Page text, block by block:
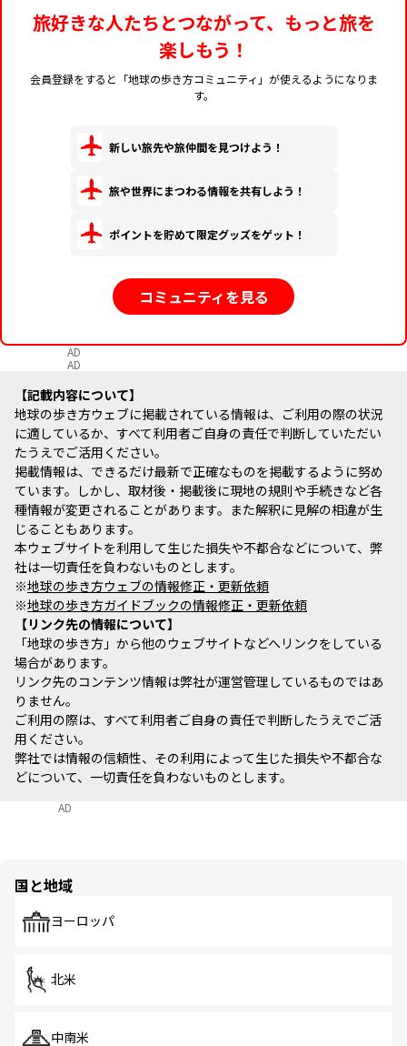
旅好きな人たちとつながって、もっと旅を
楽しもう！
会員登録をすると「地球の歩き方コミュニティ」が使えるようになりま
す。
新しい旅先や旅仲間を見つけよう！
旅や世界にまつわる情報を共有しよう！
ポイントを貯めて限定グッズをゲット！
コミュニティを見る
AD
AD
記載内容について
地球の歩き方ウェブに掲載されている情報は、ご利用の際の状況
に適しているか、すべて利用者ご自身の責任で判断していただい
たうえでご活用ください。
掲載情報は、できるだけ最新で正確なものを掲載するように努め
ています。しかし、取材後・掲載後に現地の規則や手続きなど各
種情報が変更されることがあります。また解釈に見解の相違が生
じることもあります。
本ウェブサイトを利用して生じた損失や不都合などについて、弊
社は一切責任を負わないものとします。
※地球の歩き方ウェブの情報修正・更新依頼
※地球の歩き方ガイドブックの情報修正・更新依頼
リンク先の情報について
「地球の歩き方」から他のウェブサイトなどへリンクをしている
場合があります。
リンク先のコンテンツ情報は弊社が運営管理しているものではあ
りません。
ご利用の際は、すべて利用者ご自身の責任で判断したうえでご活
用ください。
弊社では情報の信頼性、その利用によって生じた損失や不都合な
どについて、一切責任を負わないものとします。
AD
国と地域
ヨーロッパ
北米
中南米